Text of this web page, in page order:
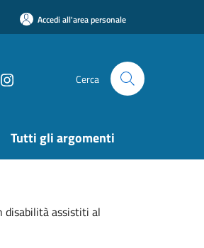
Accedi all'area personale
Cerca
Tutti gli argomenti
disabilità assistiti al